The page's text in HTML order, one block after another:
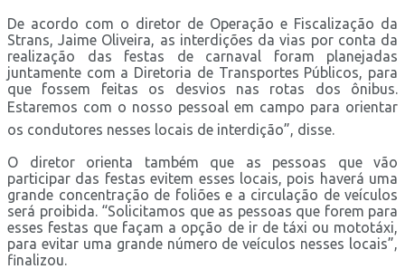
De acordo com o diretor de Operação e Fiscalização da
Strans, Jaime Oliveira, as interdições da vias por conta da
realização das festas de carnaval foram planejadas
juntamente com a Diretoria de Transportes Públicos, para
que fossem feitas os desvios nas rotas dos ônibus.
Estaremos com o nosso pessoal em campo para orientar
os condutores nesses locais de interdição”, disse.
O diretor orienta também que as pessoas que vão
participar das festas evitem esses locais, pois haverá uma
grande concentração de foliões e a circulação de veículos
será proibida. “Solicitamos que as pessoas que forem para
esses festas que façam a opção de ir de táxi ou mototáxi,
para evitar uma grande número de veículos nesses locais”,
finalizou.